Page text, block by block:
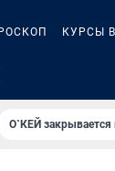
КУРСЫ
О`КЕЙ закрывается